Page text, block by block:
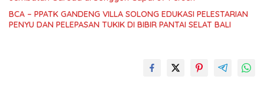
BCA – PPATK GANDENG VILLA SOLONG EDUKASI PELESTARIAN
PENYU DAN PELEPASAN TUKIK DI BIBIR PANTAI SELAT BALI